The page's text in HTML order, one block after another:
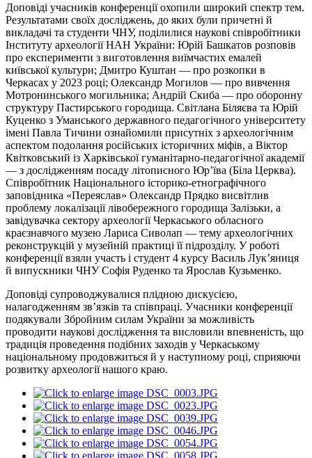
Доповіді учасників конференції охопили широкий спектр тем.
Результатами своїх досліджень, до яких були причетні й
викладачі та студенти ЧНУ, поділилися наукові співробітники
Інституту археології НАН України: Юрій Башкатов розповів
про експерименти з виготовлення виїмчастих емалей
київської культури; Дмитро Куштан — про розкопки в
Черкасах у 2023 році; Олександр Могилов — про вивчення
Мотронинського могильника; Андрій Скиба — про оборонну
структуру Пастирського городища. Світлана Біляєва та Юрій
Куценко з Уманського державного педагогічного університету
імені Павла Тичини ознайомили присутніх з археологічним
аспектом подолання російських історичних міфів, а Віктор
Квітковський із Харківської гуманітарно-педагогічної академії
— з дослідженням посаду літописного Юр’їва (Біла Церква).
Співробітник Національного історико-етнографічного
заповідника «Переяслав» Олександр Прядко висвітлив
проблему локалізації лівобережного городища Залізьки, а
завідувачка сектору археології Черкаського обласного
краєзнавчого музею Лариса Сиволап — тему археологічних
реконструкцій у музейній практиці її підрозділу. У роботі
конференції взяли участь і студент 4 курсу Василь Лук’яниця
й випускники ЧНУ Софія Руденко та Ярослав Кузьменко.
Доповіді супроводжувалися плідною дискусією,
налагодженням зв’язків та співпраці. Учасники конференції
подякували Збройним силам України за можливість
проводити наукові дослідження та висловили впевненість, що
традиція проведення подібних заходів у Черкаському
національному продовжиться й у наступному році, сприяючи
розвитку археології нашого краю.